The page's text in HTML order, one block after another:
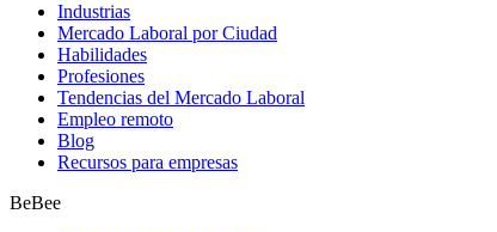
Industrias
Mercado Laboral por Ciudad
Habilidades
Profesiones
Tendencias del Mercado Laboral
Empleo remoto
Blog
Recursos para empresas
BeBee